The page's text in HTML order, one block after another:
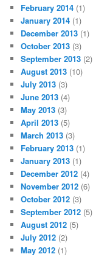
February 2014 (1)
January 2014 (1)
December 2013 (1)
October 2013 (3)
September 2013 (2)
August 2013 (10)
July 2013 (3)
June 2013 (4)
May 2013 (3)
April 2013 (5)
March 2013 (3)
February 2013 (1)
January 2013 (1)
December 2012 (4)
November 2012 (6)
October 2012 (3)
September 2012 (5)
August 2012 (5)
July 2012 (2)
May 2012 (1)